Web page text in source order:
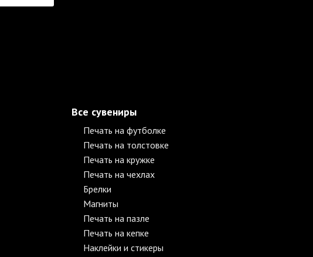
Все сувениры
Печать на футболке
Печать на толстовке
Печать на кружке
Печать на чехлах
Брелки
Магниты
Печать на пазле
Печать на кепке
Наклейки и стикеры